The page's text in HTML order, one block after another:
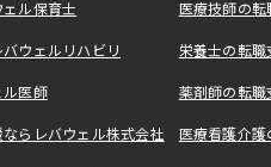
ル保育士 医療技師の
ウェルリハビリ 栄養士の転
ル医師 薬剤師の転
らレバウェル株式会社 医療看護介